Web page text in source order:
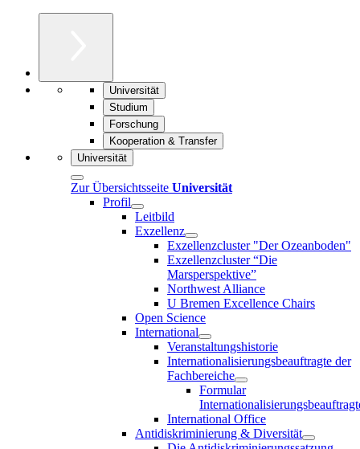
Universität
Studium
Forschung
Kooperation & Transfer
Universität
Zur Übersichtsseite Universität
Profil
Leitbild
Exzellenz
Exzellenzcluster "Der Ozeanboden"
Exzellenzcluster “Die
Marsperspektive”
Northwest Alliance
U Bremen Excellence Chairs
Open Science
International
Veranstaltungshistorie
Internationalisierungsbeauftragte der
Fachbereiche
Formular
International Office
Antidiskriminierung & Diversität